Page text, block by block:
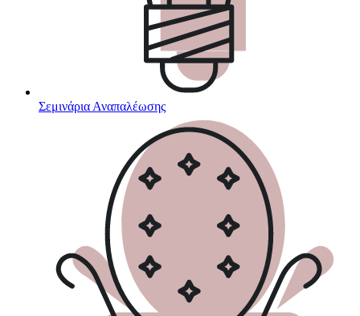
Σεμινάρια Αναπαλέωσης